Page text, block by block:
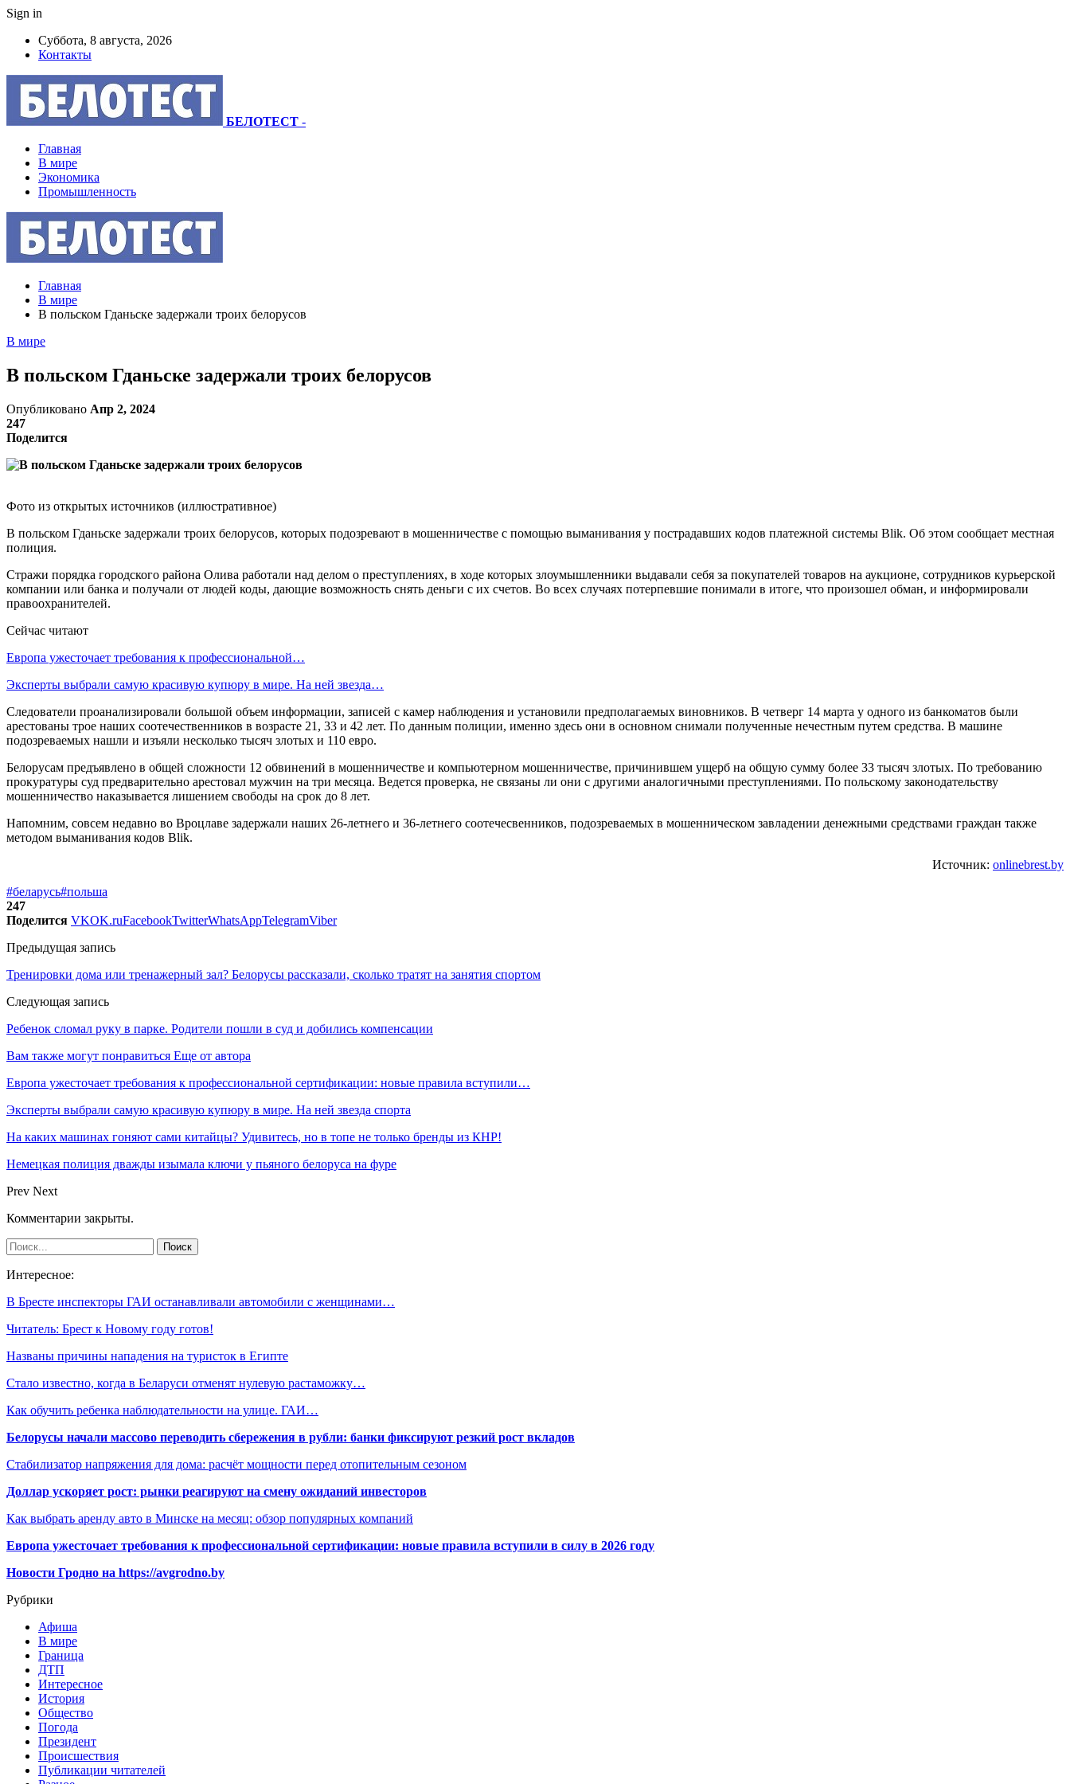
Sign in
Суббота, 8 августа, 2026
Контакты
БЕЛОТЕСТ -
Главная
В мире
Экономика
Промышленность
Главная
В мире
В польском Гданьске задержали троих белорусов
В мире
В польском Гданьске задержали троих белорусов
Опубликовано Апр 2, 2024
247
Поделится
Фото из открытых источников (иллюстративное)
В польском Гданьске задержали троих белорусов, которых подозревают в мошенничестве с помощью выманивания у пострадавших кодов платежной системы Blik. Об этом сообщает местная
полиция.
Стражи порядка городского района Олива работали над делом о преступлениях, в ходе которых злоумышленники выдавали себя за покупателей товаров на аукционе, сотрудников курьерской
компании или банка и получали от людей коды, дающие возможность снять деньги с их счетов. Во всех случаях потерпевшие понимали в итоге, что произошел обман, и информировали
правоохранителей.
Сейчас читают
Европа ужесточает требования к профессиональной…
Эксперты выбрали самую красивую купюру в мире. На ней звезда…
Следователи проанализировали большой объем информации, записей с камер наблюдения и установили предполагаемых виновников. В четверг 14 марта у одного из банкоматов были
арестованы трое наших соотечественников в возрасте 21, 33 и 42 лет. По данным полиции, именно здесь они в основном снимали полученные нечестным путем средства. В машине
подозреваемых нашли и изъяли несколько тысяч злотых и 110 евро.
Белорусам предъявлено в общей сложности 12 обвинений в мошенничестве и компьютерном мошенничестве, причинившем ущерб на общую сумму более 33 тысяч злотых. По требованию
прокуратуры суд предварительно арестовал мужчин на три месяца. Ведется проверка, не связаны ли они с другими аналогичными преступлениями. По польскому законодательству
мошенничество наказывается лишением свободы на срок до 8 лет.
Напомним, совсем недавно во Вроцлаве задержали наших 26-летнего и 36-летнего соотечесвенников, подозреваемых в мошенническом завладении денежными средствами граждан также
методом выманивания кодов Blik.
Источник: onlinebrest.by
#беларусь#польша
247
Поделится VKOK.ruFacebookTwitterWhatsAppTelegramViber
Предыдущая запись
Тренировки дома или тренажерный зал? Белорусы рассказали, сколько тратят на занятия спортом
Следующая запись
Ребенок сломал руку в парке. Родители пошли в суд и добились компенсации
Вам также могут понравиться Еще от автора
Европа ужесточает требования к профессиональной сертификации: новые правила вступили…
Эксперты выбрали самую красивую купюру в мире. На ней звезда спорта
На каких машинах гоняют сами китайцы? Удивитесь, но в топе не только бренды из КНР!
Немецкая полиция дважды изымала ключи у пьяного белоруса на фуре
Prev Next
Комментарии закрыты.
Интересное:
В Бресте инспекторы ГАИ останавливали автомобили с женщинами…
Читатель: Брест к Новому году готов!
Названы причины нападения на туристок в Египте
Стало известно, когда в Беларуси отменят нулевую растаможку…
Как обучить ребенка наблюдательности на улице. ГАИ…
Белорусы начали массово переводить сбережения в рубли: банки фиксируют резкий рост вкладов
Стабилизатор напряжения для дома: расчёт мощности перед отопительным сезоном
Доллар ускоряет рост: рынки реагируют на смену ожиданий инвесторов
Как выбрать аренду авто в Минске на месяц: обзор популярных компаний
Европа ужесточает требования к профессиональной сертификации: новые правила вступили в силу в 2026 году
Новости Гродно на https://avgrodno.by
Рубрики
Афиша
В мире
Граница
ДТП
Интересное
История
Общество
Погода
Президент
Происшествия
Публикации читателей